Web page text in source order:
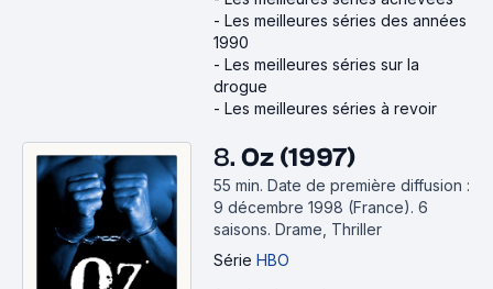
- Les meilleures séries des années
1990
- Les meilleures séries sur la
drogue
- Les meilleures séries à revoir
8. Oz (1997)
55 min. Date de première diffusion :
9 décembre 1998 (France). 6
saisons. Drame, Thriller
Série HBO